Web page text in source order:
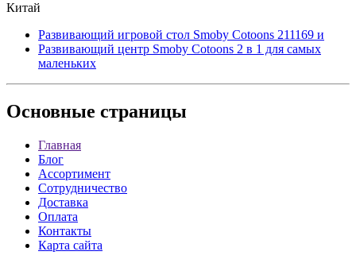
Китай
Развивающий игровой стол Smoby Cotoons 211169 и
Развивающий центр Smoby Cotoons 2 в 1 для самых
маленьких
Основные страницы
Главная
Блог
Ассортимент
Сотрудничество
Доставка
Оплата
Контакты
Карта сайта